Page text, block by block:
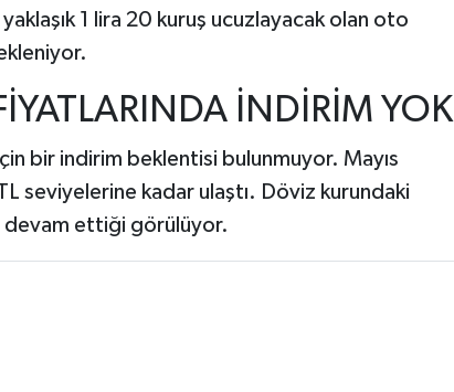
1 lira 20 kuruş ucuzlayacak olan oto
İNDİRİM YOK
bir indirim beklentisi bulunmuyor. Mayıs
seviyelerine kadar ulaştı. Döviz kurundaki
devam ettiği görülüyor.